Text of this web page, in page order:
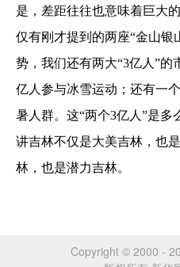
是，差距往往也意味着巨大
仅有刚才提到的两座“金山银
势，我们还有两大“3亿人”的
亿人参与冰雪运动；还有一
暑人群。这“两个3亿人”是多
讲吉林不仅是大美吉林，也
林，也是潜力吉林。
Copyright © 2000 -